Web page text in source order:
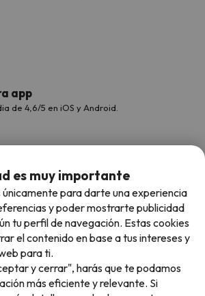
app
de 4,6/5 en iOS y Android.
es muy importante
para darte una experiencia
y poder mostrarte publicidad
tu perfil de navegación. Estas cookies
el contenido en base a tus intereses y
para ti.
y cerrar", harás que te podamos
más eficiente y relevante. Si